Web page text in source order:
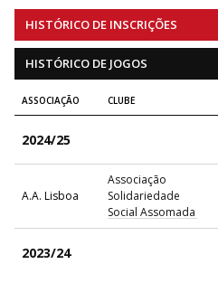
HISTÓRICO DE INSCRIÇÕES
HISTÓRICO DE JOGOS
ASSOCIAÇÃO CLUBE
2024/25
A.A. Lisboa
Associação
Solidariedade
Social Assomada
2023/24